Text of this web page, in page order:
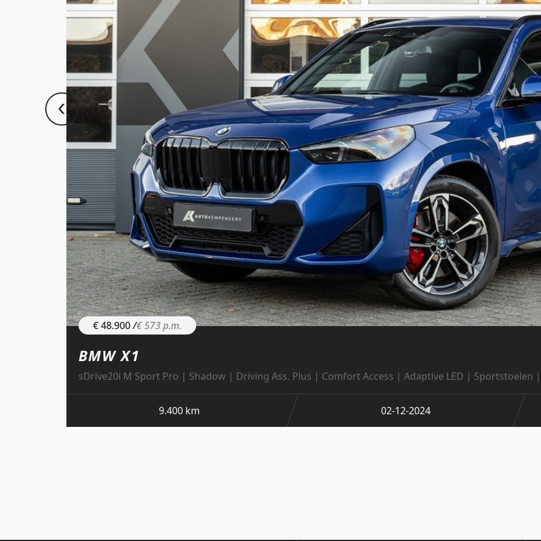
€ 48.900/€ 573 p.m.
BMW X1
sDrive20i M Sport Pro | Shadow | Driving Ass. Plus | Comfort Access | Adaptive LED | Sportstoelen
9.400 km 02-12-2024